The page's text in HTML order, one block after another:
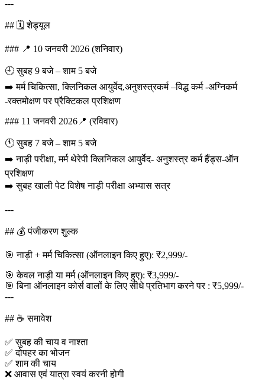
---
## 🗓️ शेड्यूल
### 📍 10 जनवरी 2026 (शनिवार)
🕘 सुबह 9 बजे – शाम 5 बजे
➡️ मर्म चिकित्सा, क्लिनिकल आयुर्वेद,अनुशस्त्रकर्म –विद्ध कर्म -अग्निकर्म
-रक्तमोक्षण पर प्रैक्टिकल प्रशिक्षण
### 11 जनवरी 2026📍 (रविवार)
🕚 सुबह 7 बजे – शाम 5 बजे
➡️ नाड़ी परीक्षा, मर्म थेरेपी क्लिनिकल आयुर्वेद- अनुशस्त्र कर्म हैंड्स-ऑन
प्रशिक्षण
➡️ सुबह खाली पेट विशेष नाड़ी परीक्षा अभ्यास सत्र
---
## 💰 पंजीकरण शुल्क
🎯 नाड़ी + मर्म चिकित्सा (ऑनलाइन किए हुए): ₹2,999/-
🎯 केवल नाड़ी या मर्म (ऑनलाइन किए हुए): ₹3,999/-
🎯 बिना ऑनलाइन कोर्स वालों के लिए सीधे प्रतिभाग करने पर : ₹5,999/-
---
## ☕ समावेश
✅ सुबह की चाय व नाश्ता
✅ दोपहर का भोजन
✅ शाम की चाय
❌ आवास एवं यात्रा स्वयं करनी होगी